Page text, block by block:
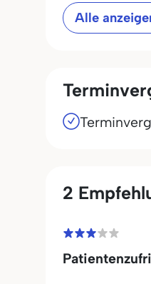
Alle
2